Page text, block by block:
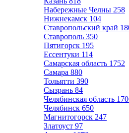
Набережные Челны 258
Нижнекамск 104
Ставропольский край
Ставрополь 350
Пятигорск 195
Ессентуки 114
Самарская область 1752
Самара 880
Тольятти 390
Сызрань 84
Челябинская область
Челябинск 650
Магнитогорск 247
Златоуст 97